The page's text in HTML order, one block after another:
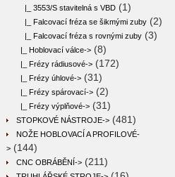
|_ 3553/S stavitelná s VBD (1)
|_ Falcovací fréza se šikmými zuby (2)
|_ Falcovací fréza s rovnými zuby (3)
|_ Hoblovací válce-> (8)
|_ Frézy rádiusové-> (172)
|_ Frézy úhlové-> (31)
|_ Frézy spárovací-> (2)
|_ Frézy výplňové-> (31)
STOPKOVÉ NÁSTROJE-> (481)
NOŽE HOBLOVACÍ A PROFILOVÉ-
> (144)
CNC OBRÁBĚNÍ-> (211)